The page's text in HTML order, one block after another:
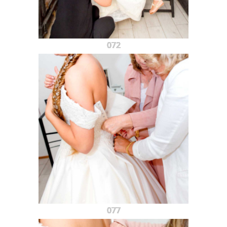
072
077